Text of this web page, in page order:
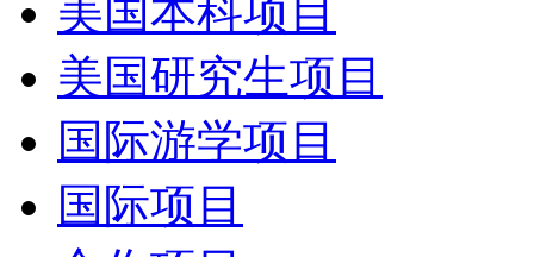
美国本科项目
美国研究生项目
国际游学项目
国际项目